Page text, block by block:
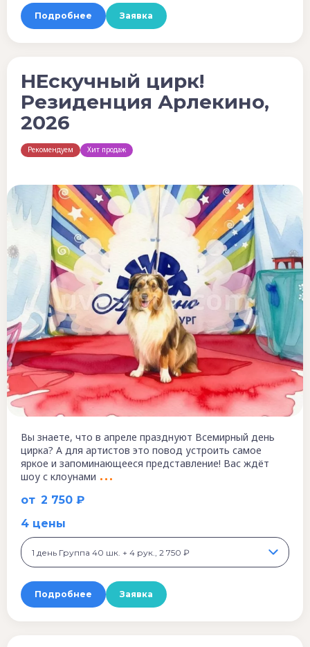
Подробнее Заявка
от 2 750 ₽
НЕскучный цирк!
Резиденция Арлекино,
2026
Рекомендуем Хит продаж
Вы знаете, что в апреле празднуют Всемирный день
цирка? А для артистов это повод устроить самое
яркое и запоминающееся представление! Вас ждёт
шоу с клоунами
4 цены
1 день Группа 40 шк. + 4 рук., 2 750 ₽
Подробнее Заявка